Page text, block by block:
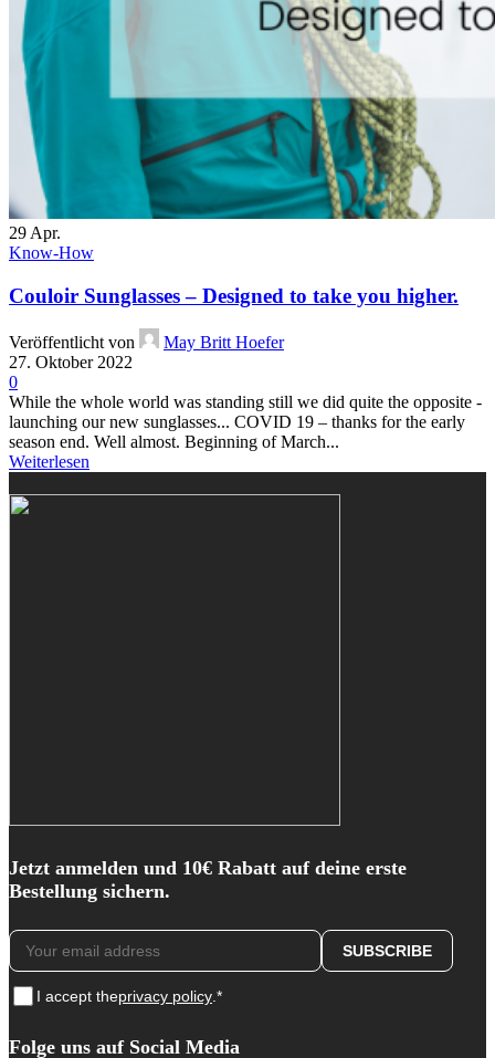
29 Apr.
Know-How
Couloir Sunglasses – Designed to take you higher.
Veröffentlicht von
May Britt Hoefer
27. Oktober 2022
0
While the whole world was standing still we did quite the opposite -
launching our new sunglasses... COVID 19 – thanks for the early
season end. Well almost. Beginning of March...
Weiterlesen
Jetzt anmelden und 10€ Rabatt auf deine erste
Bestellung sichern.
I accept theprivacy policy.*
Folge uns auf Social Media